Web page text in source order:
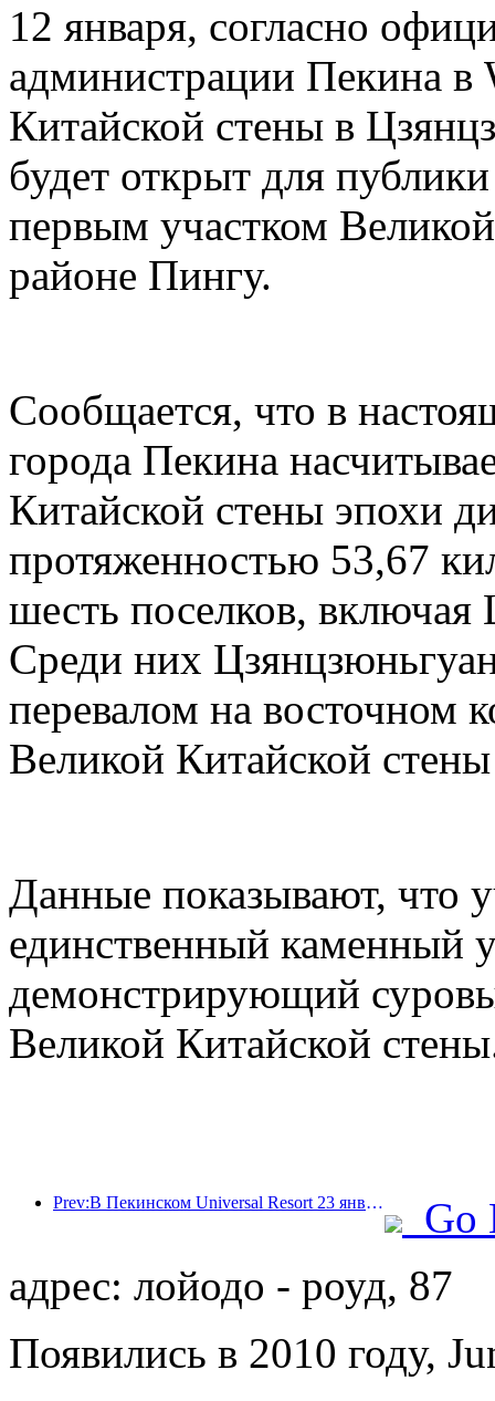
12 января, согласно
администрации Пекина в
Китайской стены в
будет открыт для
первым участком
районе Пингу.
Сообщается, что в
города Пекина
Китайской стены эпохи
протяженностью 53,67
шесть поселков,
Среди них
перевалом на восточном
Великой Китайской
Данные показывают, что
единственный каменный
демонстрирующий
Великой Китайской
Prev:В Пекинском Universal Resort 23 января стартует мероприятие, посвященное китайскому Новому году, которое продлится 40 дней.
Go
адрес: лойодо - роуд, 87
Появились в 2010 году,